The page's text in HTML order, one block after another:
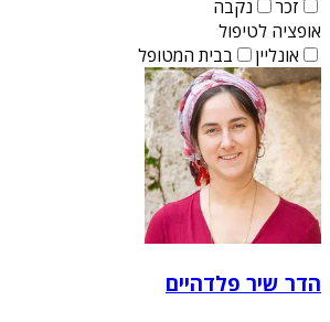
זכר
נקבה
אופציה לטיפול
אונליין
בבית המטופל
הדר שיר פלדהיים